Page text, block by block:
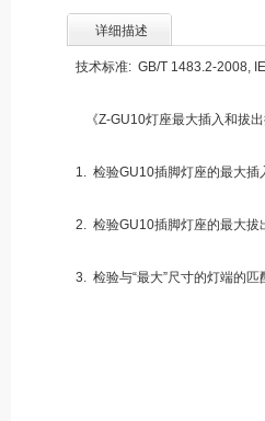
详细描述
技术标准: GB/T 1483.2-2008,
《Z-GU10灯座最大插入和拔
1. 检验GU10插脚灯座的最大插
2. 检验GU10插脚灯座的最大拔
3. 检验与“最大”尺寸的灯端的匹